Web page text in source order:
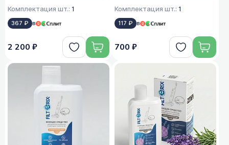
Комплектация шт.: 1
367 ₽ в
2 200 ₽
Комплектация шт.: 1
117 ₽ в
700 ₽